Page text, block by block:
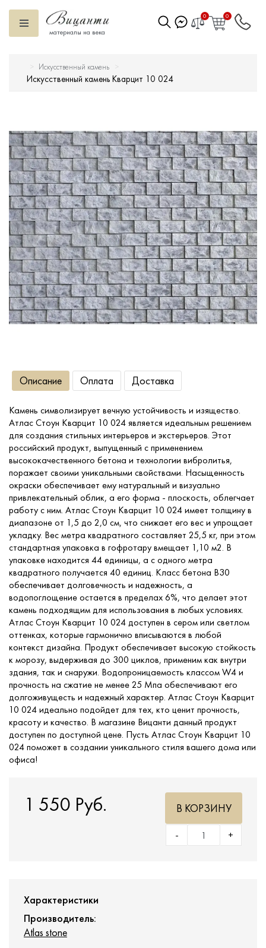
материалы на века
0 0
Искусственный камень
Декоративные элементы
Тротуарная плитка
Террасная доска
Ступени
Сухие смеси
Сопутствующие товары
Услуги
Портфолио
Доставка
Контакты
Искусственный камень
Искусственный камень Кварцит 10 024
Описание Оплата Доставка
Камень символизирует вечную устойчивость и изящество.
Атлас Стоун Кварцит 10 024 является идеальным решением
для создания стильных интерьеров и экстерьеров. Этот
российский продукт, выпущенный с применением
высококачественного бетона и технологии вибролитья,
поражает своими уникальными свойствами. Насыщенность
окраски обеспечивает ему натуральный и визуально
привлекательный облик, а его форма - плоскость, облегчает
работу с ним. Атлас Стоун Кварцит 10 024 имеет толщину в
диапазоне от 1,5 до 2,0 см, что снижает его вес и упрощает
укладку. Вес метра квадратного составляет 25,5 кг, при этом
стандартная упаковка в гофротару вмещает 1,10 м2. В
упаковке находится 44 единицы, а с одного метра
квадратного получается 40 единиц. Класс бетона В30
обеспечивает долговечность и надежность, а
водопоглощение остается в пределах 6%, что делает этот
камень подходящим для использования в любых условиях.
Атлас Стоун Кварцит 10 024 доступен в сером или светлом
оттенках, которые гармонично вписываются в любой
контекст дизайна. Продукт обеспечивает высокую стойкость
к морозу, выдерживая до 300 циклов, применим как внутри
здания, так и снаружи. Водопроницаемость классом W4 и
прочность на сжатие не менее 25 Мпа обеспечивают его
долгоживущесть и надежный характер. Атлас Стоун Кварцит
10 024 идеально подойдет для тех, кто ценит прочность,
красоту и качество. В магазине Вицанти данный продукт
доступен по доступной цене. Пусть Атлас Стоун Кварцит 10
024 поможет в создании уникального стиля вашего дома или
офиса!
1 550 Руб.
+
-
В КОРЗИНУ
Характеристики
Производитель:
Atlas stone